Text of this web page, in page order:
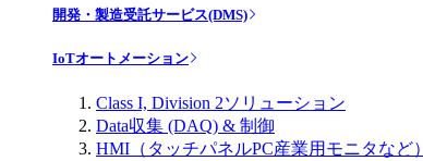
開発・製造受託サービス(DMS)
IoTオートメーション
Class I, Division 2ソリューション
Data収集 (DAQ) & 制御
HMI（タッチパネルPC産業用モニタなど）